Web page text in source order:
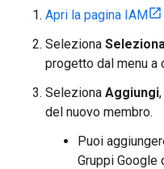
Apri la pagina IAM
Seleziona
progetto dal menu a
Seleziona Aggiungi
del nuovo membro.
Puoi
Gruppi Google